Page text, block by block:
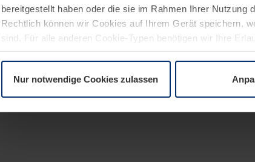
bereitgestellt haben oder die sie im Rahmen Ihrer Nutzung
Rechtlich können wir Cookies auf Ihrem Gerät speichern,
sind. Für alle anderen Cookie-Typen benötigen wir Ihre
Erläuterung auf der SeiteDatenschutzerklärungunserer
Nur notwendige Cookies zulassen